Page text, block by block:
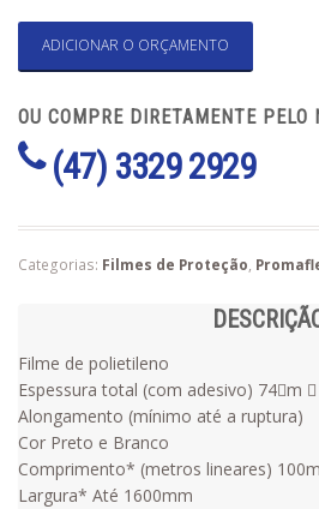
ADICIONAR O ORÇAMENTO
OU COMPRE DIRETAMENTE PELO
(47) 3329 2929
Categorias: Filmes de Proteção,
Filme de polietileno
Espessura total (com adesivo) 74m 
Alongamento (mínimo até a ruptura)
Cor Preto e Branco
Comprimento* (metros lineares)
Largura* Até 1600mm